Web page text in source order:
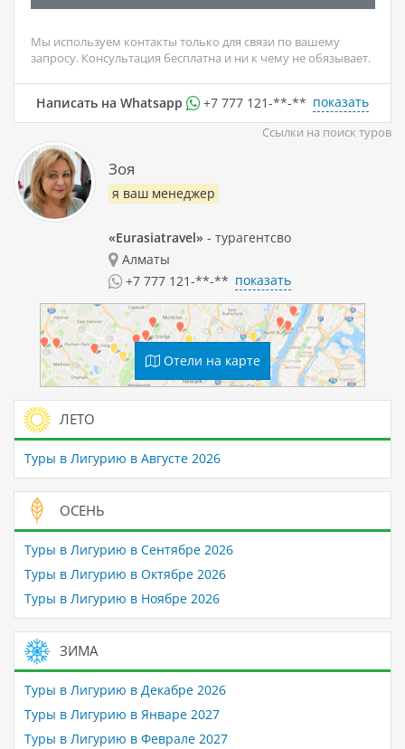
Мы используем контакты только для связи по вашему
запросу. Консультация бесплатна и ни к чему не обязывает.
Написать на Whatsapp +7 777 121-**-** показать
Ссылки на поиск туров
Зоя
я ваш менеджер
«Eurasiatravel» - турагентсво
Алматы
+7 777 121-**-** показать
Отели на карте
ЛЕТО
Туры в Лигурию в Августе 2026
ОСЕНЬ
Туры в Лигурию в Сентябре 2026
Туры в Лигурию в Октябре 2026
Туры в Лигурию в Ноябре 2026
ЗИМА
Туры в Лигурию в Декабре 2026
Туры в Лигурию в Январе 2027
Туры в Лигурию в Феврале 2027